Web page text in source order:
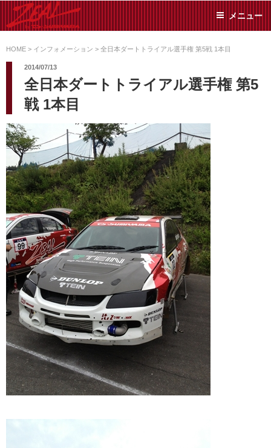
ン
ツ
ッ
プ
SUMIYAMA
た日常メンテから各種チ
ューニングまで、車に関
することならジャンルフ
リーでお任せください!
メニュー
HOME > インフォメーション > 全日本ダートトライアル選手権 第5戦 1本目
2014/07/13
全日本ダートトライアル選手権 第5
戦 1本目